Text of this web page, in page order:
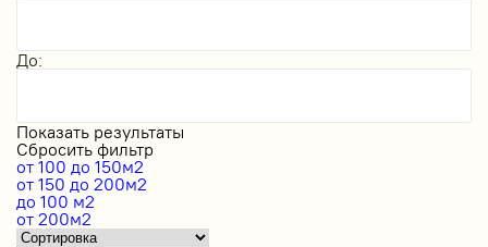
До:
Показать результаты
Сбросить фильтр
от 100 до 150м2
от 150 до 200м2
до 100 м2
от 200м2